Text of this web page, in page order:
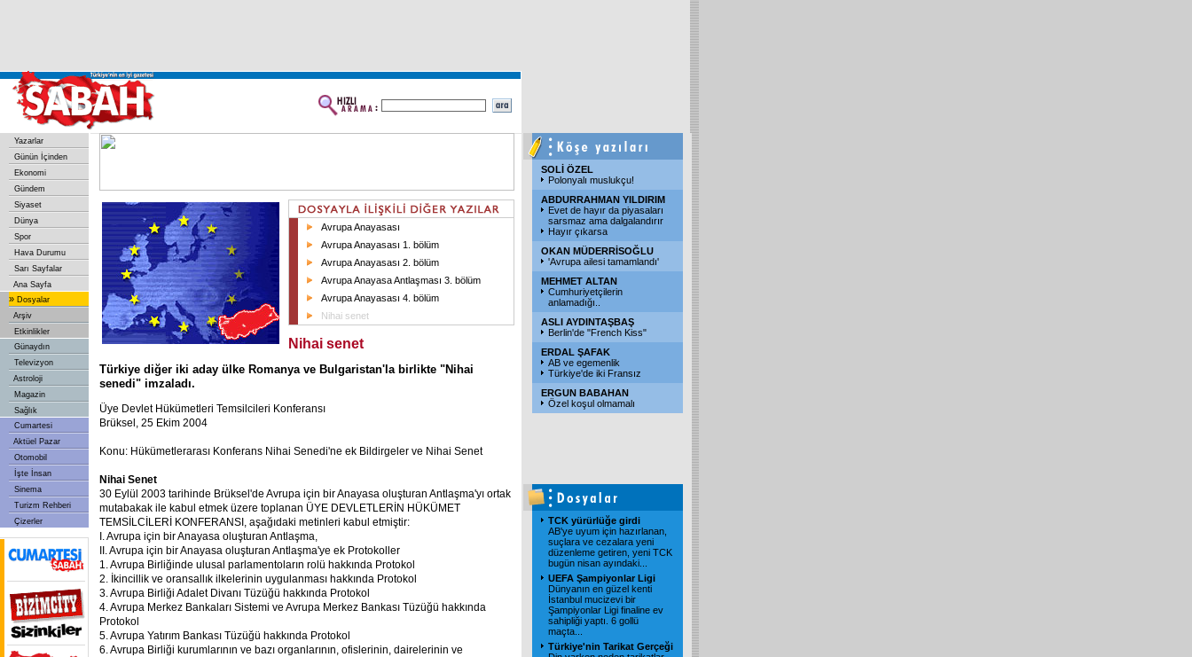
Yazarlar
Günün İçinden
Ekonomi
Gündem
Siyaset
Dünya
Spor
Hava Durumu
Sarı Sayfalar
Ana Sayfa
» Dosyalar
Arşiv
Etkinlikler
Günaydın
Televizyon
Astroloji
Magazin
Sağlık
Cumartesi
Aktüel Pazar
Otomobil
İşte İnsan
Sinema
Turizm Rehberi
Çizerler
Avrupa Anayasası
Avrupa Anayasası 1. bölüm
Avrupa Anayasası 2. bölüm
Avrupa Anayasa Antlaşması 3. bölüm
Avrupa Anayasası 4. bölüm
Nihai senet
Nihai senet
Türkiye diğer iki aday ülke Romanya ve Bulgaristan'la birlikte "Nihai
senedi" imzaladı.
Üye Devlet Hükümetleri Temsilcileri Konferansı
Brüksel, 25 Ekim 2004
Konu: Hükümetlerarası Konferans Nihai Senedi'ne ek Bildirgeler ve Nihai Senet
Nihai Senet
30 Eylül 2003 tarihinde Brüksel'de Avrupa için bir Anayasa oluşturan Antlaşma'yı ortak
mutabakak ile kabul etmek üzere toplanan ÜYE DEVLETLERİN HÜKÜMET
TEMSİLCİLERİ KONFERANSI, aşağıdaki metinleri kabul etmiştir:
I. Avrupa için bir Anayasa oluşturan Antlaşma,
II. Avrupa için bir Anayasa oluşturan Antlaşma'ye ek Protokoller
1. Avrupa Birliğinde ulusal parlamentoların rolü hakkında Protokol
2. İkincillik ve oransallık ilkelerinin uygulanması hakkında Protokol
3. Avrupa Birliği Adalet Divanı Tüzüğü hakkında Protokol
4. Avrupa Merkez Bankaları Sistemi ve Avrupa Merkez Bankası Tüzüğü hakkında
Protokol
5. Avrupa Yatırım Bankası Tüzüğü hakkında Protokol
6. Avrupa Birliği kurumlarının ve bazı organlarının, ofislerinin, dairelerinin ve
SOLİ ÖZEL
Polonyalı muslukçu!
ABDURRAHMAN YILDIRIM
Evet de hayır da piyasaları
sarsmaz ama dalgalandırır
Hayır çıkarsa
OKAN MÜDERRİSOĞLU
'Avrupa ailesi tamamlandı'
MEHMET ALTAN
Cumhuriyetçilerin
anlamadığı..
ASLI AYDINTAŞBAŞ
Berlin'de "French Kiss"
ERDAL ŞAFAK
AB ve egemenlik
Türkiye'de iki Fransız
ERGUN BABAHAN
Özel koşul olmamalı
TCK yürürlüğe girdi
AB'ye uyum için hazırlanan,
suçlara ve cezalara yeni
düzenleme getiren, yeni TCK
bugün nisan ayındaki...
UEFA Şampiyonlar Ligi
Dünyanın en güzel kenti
İstanbul mucizevi bir
Şampiyonlar Ligi finaline ev
sahipliği yaptı. 6 gollü
maçta...
Türkiye'nin Tarikat Gerçeği